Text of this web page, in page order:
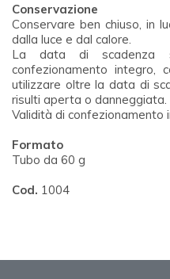
Conservazione
Conservare ben chiuso, in
dalla luce e dal calore.
La data di scadenza
confezionamento integro,
utilizzare oltre la data di
risulti aperta o danneggiata.
Validità di confezionamento
Formato
Tubo da 60 g
Cod. 1004